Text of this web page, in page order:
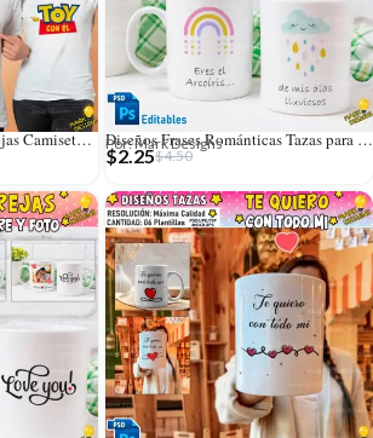
Diseños San Valentín Parejas Camisetas Editables Diseños Frases Románticas Tazas para San Valentín
Por: Mark Designs
$4.50
$2.25